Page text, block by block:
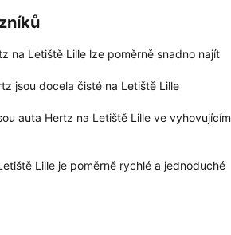
na Letiště Lille lze poměrně snadno najít
jsou docela čisté na Letiště Lille
auta Hertz na Letiště Lille ve vyhovujícím
Lille je poměrně rychlé a jednoduché